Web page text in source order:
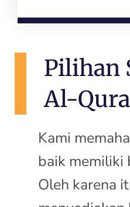
Pilihan
Al-
Kami
baik memiliki
Oleh karena